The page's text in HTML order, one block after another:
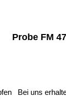
Probe FM
Bei uns